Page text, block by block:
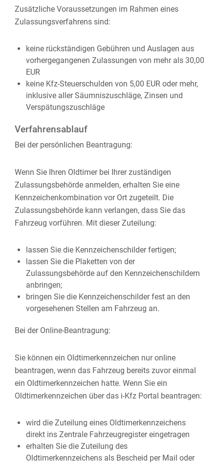
Zusätzliche Voraussetzungen im Rahmen eines
Zulassungsverfahrens sind:
keine rückständigen Gebühren und Auslagen aus
vorhergegangenen Zulassungen von mehr als 30,00
EUR
keine Kfz-Steuerschulden von 5,00 EUR oder mehr,
inklusive aller Säumniszuschläge, Zinsen und
Verspätungszuschläge
Verfahrensablauf
Bei der persönlichen Beantragung:
Wenn Sie Ihren Oldtimer bei Ihrer zuständigen
Zulassungsbehörde anmelden, erhalten Sie eine
Kennzeichenkombination vor Ort zugeteilt. Die
Zulassungsbehörde kann verlangen, dass Sie das
Fahrzeug vorführen. Mit dieser Zuteilung:
lassen Sie die Kennzeichenschilder fertigen;
lassen Sie die Plaketten von der
Zulassungsbehörde auf den Kennzeichenschildern
anbringen;
bringen Sie die Kennzeichenschilder fest an den
vorgesehenen Stellen am Fahrzeug an.
Bei der Online-Beantragung:
Sie können ein Oldtimerkennzeichen nur online
beantragen, wenn das Fahrzeug bereits zuvor einmal
ein Oldtimerkennzeichen hatte. Wenn Sie ein
Oldtimerkennzeichen über das i-Kfz Portal beantragen:
wird die Zuteilung eines Oldtimerkennzeichens
direkt ins Zentrale Fahrzeugregister eingetragen
erhalten Sie die Zuteilung des
Oldtimerkennzeichens als Bescheid per Mail oder